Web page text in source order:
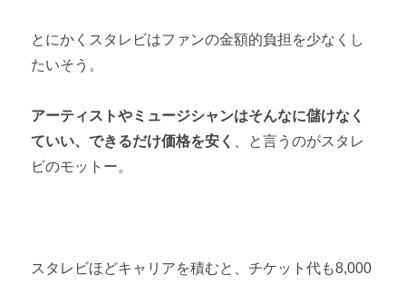
とにかくスタレビはファンの金額的負担を少なくし
たいそう。
アーティストやミュージシャンはそんなに儲けなく
ていい、できるだけ価格を安く
、と言うのがスタレ
ビのモットー。
スタレビほどキャリアを積むと、チケット代も8,000